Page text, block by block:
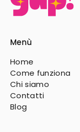
Menù
Home
Come funziona
Chi siamo
Contatti
Blog